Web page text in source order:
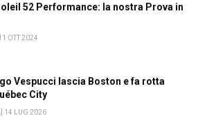
52 Performance: la nostra Prova in
OTT 2024
Vespucci lascia Boston e fa rotta
City
14 LUG 2026